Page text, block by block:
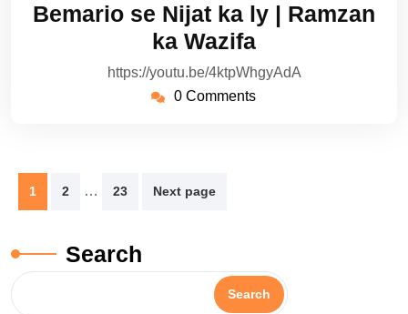
2022
Rehman
Bemario se Nijat ka ly | Ramzan
ka Wazifa
https://youtu.be/4ktpWhgyAdA
0 Comments
Posts
pagination
1 2 … 23 Next page
Search
Search